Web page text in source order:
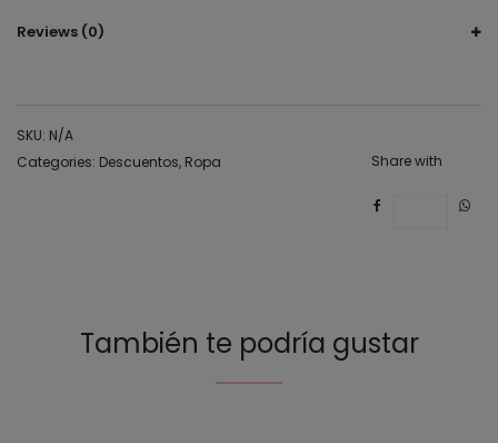
Reviews (0)
SKU: N/A
Categories: Descuentos, Ropa Share with
También te podría gustar